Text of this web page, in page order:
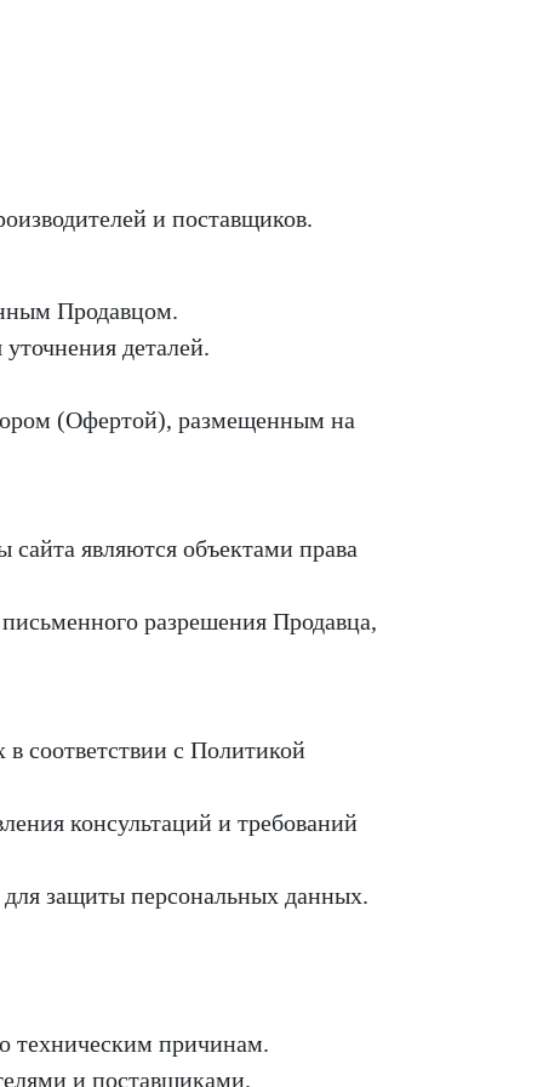
и поставщиков.
Продавцом.
деталей.
(Офертой), размещенным на
являются объектами права
разрешения Продавца,
в соответствии с Политикой
консультаций и требований
защиты персональных данных.
техническим причинам.
и поставщиками.